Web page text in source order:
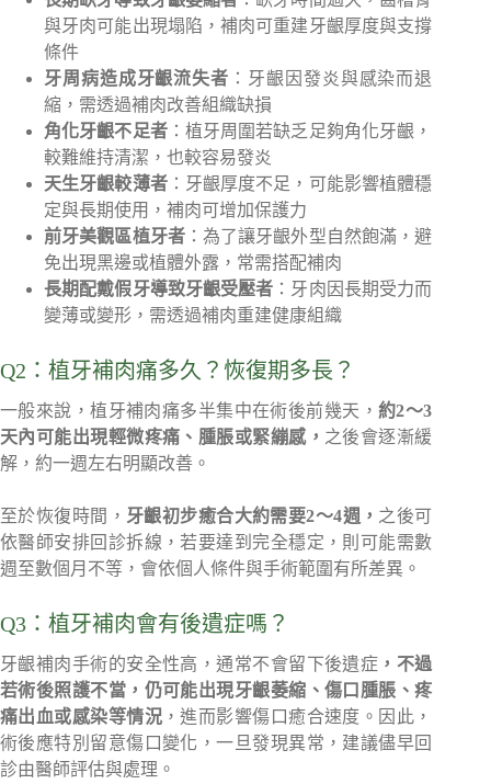
與牙肉可能出現塌陷，補肉可重建牙齦厚度與支撐
條件
牙周病造成牙齦流失者 ：牙齦因發炎與感染而退
縮，需透過補肉改善組織缺損
角化牙齦不足者：植牙周圍若缺乏足夠角化牙齦，
較難維持清潔，也較容易發炎
天生牙齦較薄者：牙齦厚度不足，可能影響植體穩
定與長期使用，補肉可增加保護力
前牙美觀區植牙者：為了讓牙齦外型自然飽滿，避
免出現黑邊或植體外露，常需搭配補肉
長期配戴假牙導致牙齦受壓者 ：牙肉因長期受力而
變薄或變形，需透過補肉重建健康組織
Q2：植牙補肉痛多久？恢復期多長？
一般來說，植牙補肉痛多半集中在術後前幾天， 約2～3
天內可能出現輕微疼痛、腫脹或緊繃感， 之後會逐漸緩
解，約一週左右明顯改善。
至於恢復時間， 牙齦初步癒合大約需要2～4週， 之後可
依醫師安排回診拆線，若要達到完全穩定，則可能需數
週至數個月不等，會依個人條件與手術範圍有所差異。
Q3：植牙補肉會有後遺症嗎？
牙齦補肉手術的安全性高，通常不會留下後遺症 ，不過
若術後照護不當，仍可能出現牙齦萎縮、傷口腫脹、疼
痛出血或感染等情況 ，進而影響傷口癒合速度。因此，
術後應特別留意傷口變化，一旦發現異常，建議儘早回
診由醫師評估與處理。